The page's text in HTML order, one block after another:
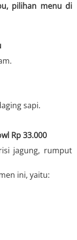
pilihan menu di
sapi.
Rp 33.000
jagung, rumput
ini, yaitu: